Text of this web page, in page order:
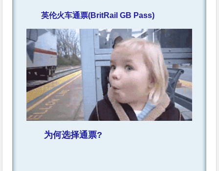
英伦火车通票(BritRail GB Pass)
为何选择通票?